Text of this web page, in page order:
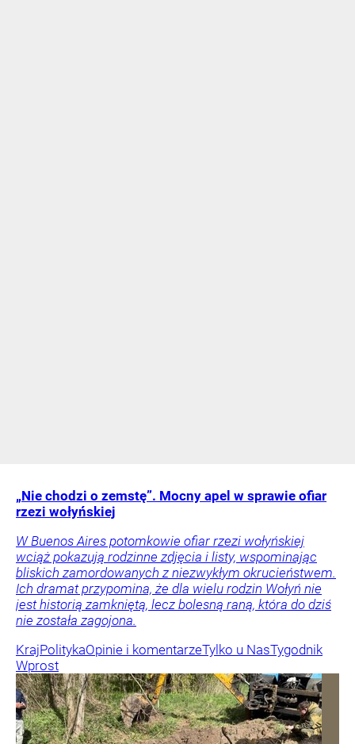
„Nie chodzi o zemstę”. Mocny apel w sprawie ofiar
rzezi wołyńskiej
W Buenos Aires potomkowie ofiar rzezi wołyńskiej
wciąż pokazują rodzinne zdjęcia i listy, wspominając
bliskich zamordowanych z niezwykłym okrucieństwem.
Ich dramat przypomina, że dla wielu rodzin Wołyń nie
jest historią zamkniętą, lecz bolesną raną, która do dziś
nie została zagojona.
KrajPolitykaOpinie i komentarzeTylko u NasTygodnik
Wprost